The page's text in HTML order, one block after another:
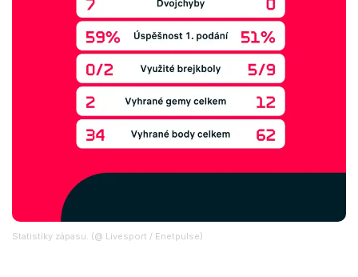
Statistiky zápasu. (@ Livesport / Enetpulse)